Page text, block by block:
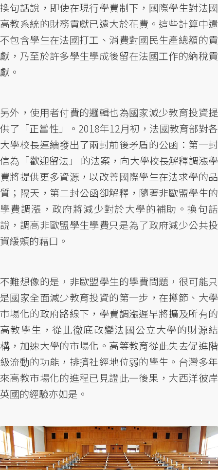
換句話說，即使在現行學費制下，國際學生對法國
高教系統的財務貢獻已遠大於花費。這些計算中還
不包含學生在法國打工、消費對國民生產總額的貢
獻，乃至於許多學生學成後留在法國工作的納稅貢
獻。
另外，使用者付費的邏輯也為國家減少教育投資提
供了「正當性」。2018年12月初，法國教育部對各
大學校長連續發出了兩封前後矛盾的公函：第一封
信為「歡迎留法」 的法案，向大學校長解釋調漲學
費將提供更多資源，以改善國際學生在法求學的品
質；隔天，第二封公函卻解釋，隨著非歐盟學生的
學費調漲，政府將減少對於大學的補助。換句話
說，調高非歐盟學生學費只是為了政府減少公共投
資緩頰的藉口。
不難想像的是，非歐盟學生的學費問題，很可能只
是國家全面減少教育投資的第一步，在撙節、大學
市場化的政府路線下，學費調漲遲早將擴及所有的
高教學生，從此徹底改變法國公立大學的財源結
構，加速大學的市場化。高等教育從此失去促進階
級流動的功能，排擠社經地位弱的學生。台灣多年
來高教市場化的進程已見證此一後果，大西洋彼岸
英國的經驗亦如是。